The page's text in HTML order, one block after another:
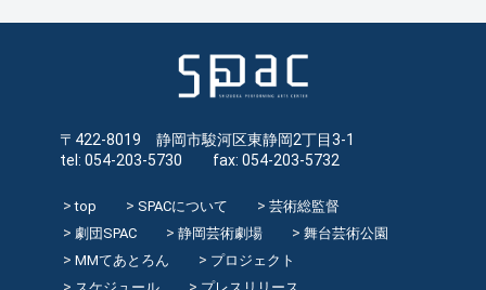
〒422-8019 静岡市駿河区東静岡2丁目3-1
tel: 054-203-5730 fax: 054-203-5732
top SPACについて
芸術総監督
劇団SPAC
静岡芸術劇場
舞台芸術公園
MMてあとろん
プロジェクト